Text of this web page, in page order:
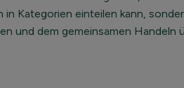
Kategorien einteilen kann,
und dem gemeinsamen Handeln